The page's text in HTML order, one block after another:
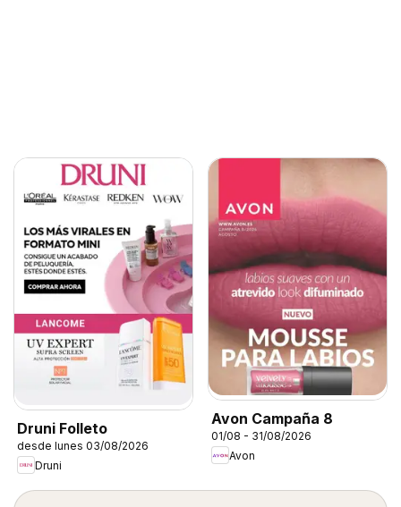
Druni Folleto
desde lunes 03/08/2026
Druni
Avon Campaña 8
01/08 - 31/08/2026
Avon